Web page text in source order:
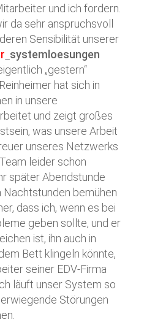
und ich fordern.
da sehr anspruchsvoll
Sensibilität unserer
systemloesungen
„gestern“
hat sich in
in unsere
und zeigt großes
was unsere Arbeit
unseres Netzwerks
leider schon
später Abendstunde
Nachtstunden bemühen
dass ich, wenn es bei
geben sollte, und er
ist, ihn auch in
Bett klingeln könnte,
seiner EDV-Firma
läuft unser System so
Störungen